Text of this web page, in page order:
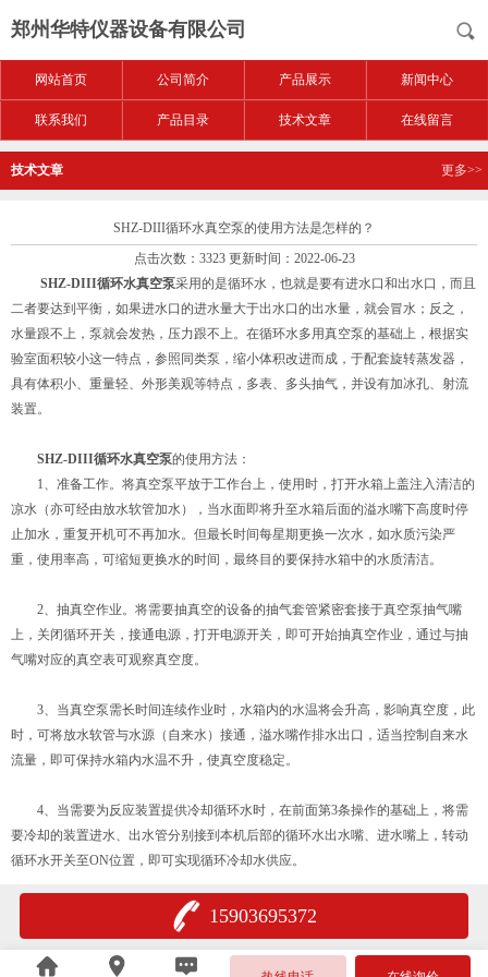
郑州华特仪器设备有限公司
网站首页 公司简介 产品展示 新闻中心
联系我们 产品目录 技术文章 在线留言
技术文章 更多>>
SHZ-DIII循环水真空泵的使用方法是怎样的？
点击次数：3323 更新时间：2022-06-23
SHZ-DIII循环水真空泵采用的是循环水，也就是要有进水口和出水口，而且
二者要达到平衡，如果进水口的进水量大于出水口的出水量，就会冒水；反之，
水量跟不上，泵就会发热，压力跟不上。在循环水多用真空泵的基础上，根据实
验室面积较小这一特点，参照同类泵，缩小体积改进而成，于配套旋转蒸发器，
具有体积小、重量轻、外形美观等特点，多表、多头抽气，并设有加冰孔、射流
装置。
SHZ-DIII循环水真空泵的使用方法：
1、准备工作。将真空泵平放于工作台上，使用时，打开水箱上盖注入清洁的
凉水（亦可经由放水软管加水），当水面即将升至水箱后面的溢水嘴下高度时停
止加水，重复开机可不再加水。但最长时间每星期更换一次水，如水质污染严
重，使用率高，可缩短更换水的时间，最终目的要保持水箱中的水质清洁。
2、抽真空作业。将需要抽真空的设备的抽气套管紧密套接于真空泵抽气嘴
上，关闭循环开关，接通电源，打开电源开关，即可开始抽真空作业，通过与抽
气嘴对应的真空表可观察真空度。
3、当真空泵需长时间连续作业时，水箱内的水温将会升高，影响真空度，此
时，可将放水软管与水源（自来水）接通，溢水嘴作排水出口，适当控制自来水
流量，即可保持水箱内水温不升，使真空度稳定。
4、当需要为反应装置提供冷却循环水时，在前面第3条操作的基础上，将需
要冷却的装置进水、出水管分别接到本机后部的循环水出水嘴、进水嘴上，转动
循环水开关至ON位置，即可实现循环冷却水供应。
15903695372